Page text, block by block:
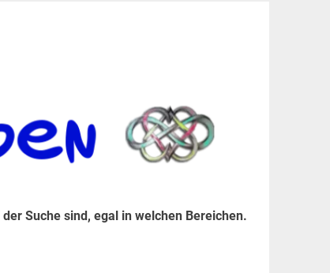
Suche sind, egal in welchen Bereichen.